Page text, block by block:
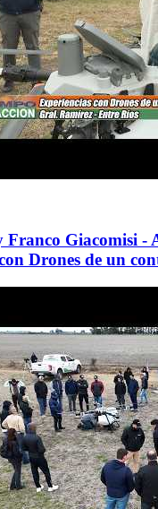
Franco Giacomisi -
Drones de un